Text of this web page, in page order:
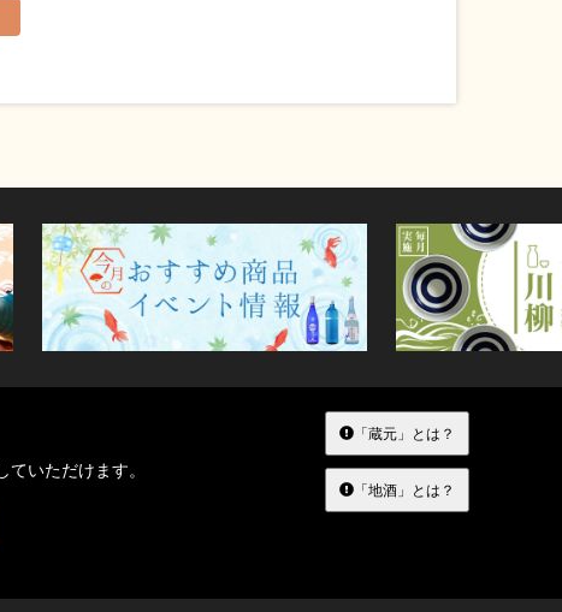
いただけます。
「蔵元」とは？
「地酒」とは？